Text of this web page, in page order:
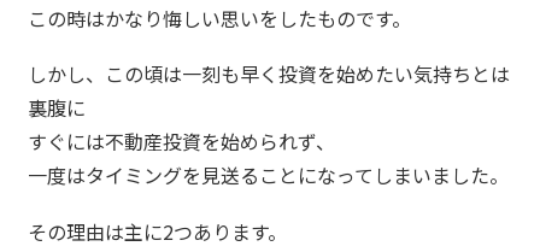
この時はかなり悔しい思いをしたものです。
しかし、この頃は一刻も早く投資を始めたい気持ちとは
裏腹に
すぐには不動産投資を始められず、
一度はタイミングを見送ることになってしまいました。
その理由は主に2つあります。